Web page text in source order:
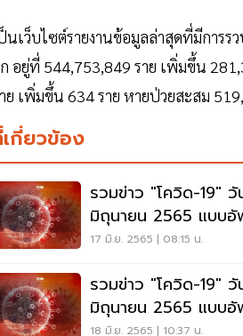
นเว็บไซต์รายงานข้อมูลล่าสุดที่มีการ
อยู่ที่ 544,753,849 ราย เพิ่มขึ้น
เพิ่มขึ้น 634 ราย หายป่วยสะสม
กี่ยวข้อง
รวมข่าว "โควิด-19" วั
มิถุนายน 2565 แบบอั
17 มิ.ย. 2565 | 08:15 น.
รวมข่าว "โควิด-19" วั
มิถุนายน 2565 แบบอั
18 มิ.ย. 2565 | 10:37 น.